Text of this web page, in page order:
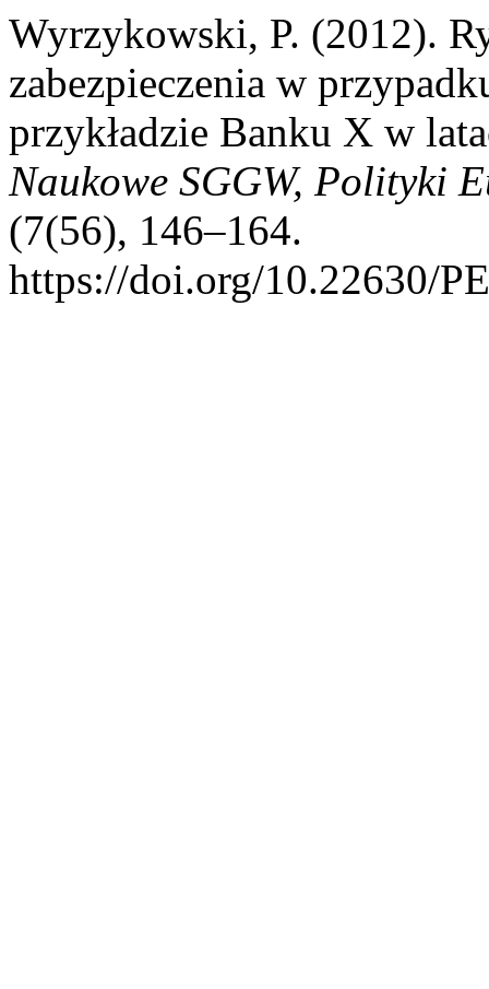
Wyrzykowski, P. (2012).
zabezpieczenia w
przykładzie Banku X w
Naukowe SGGW, Polityki
(7(56), 146–164.
https://doi.org/10.22630/